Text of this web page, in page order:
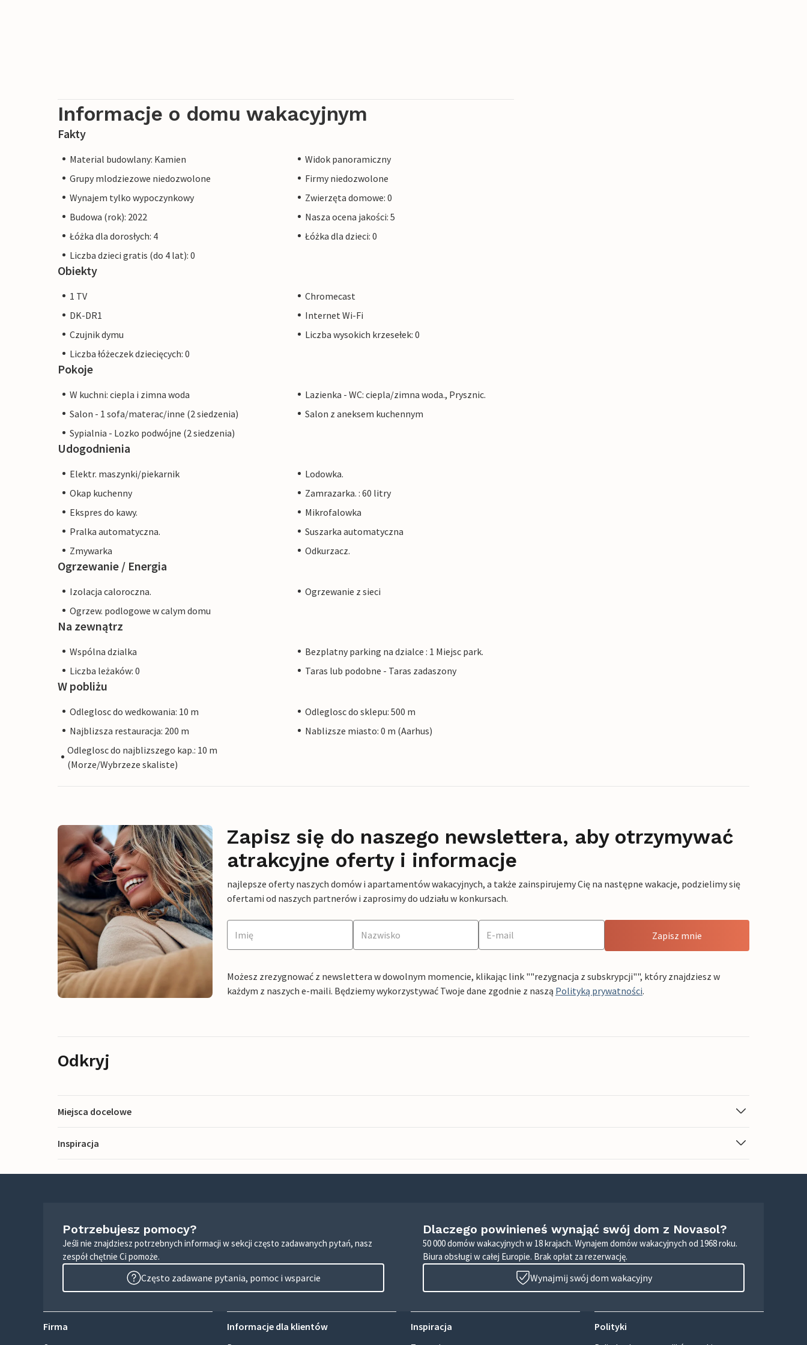
Informacje o domu wakacyjnym
Fakty
Material budowlany: Kamien
Widok panoramiczny
Grupy mlodziezowe niedozwolone
Firmy niedozwolone
Wynajem tylko wypoczynkowy
Zwierzęta domowe: 0
Budowa (rok): 2022
Nasza ocena jakości: 5
Łóżka dla dorosłych: 4
Łóżka dla dzieci: 0
Liczba dzieci gratis (do 4 lat): 0
Obiekty
1 TV
Chromecast
DK-DR1
Internet Wi-Fi
Czujnik dymu
Liczba wysokich krzesełek: 0
Liczba łóżeczek dziecięcych: 0
Pokoje
W kuchni: ciepla i zimna woda
Lazienka - WC: ciepla/zimna woda., Prysznic.
Salon - 1 sofa/materac/inne (2 siedzenia)
Salon z aneksem kuchennym
Sypialnia - Lozko podwójne (2 siedzenia)
Udogodnienia
Elektr. maszynki/piekarnik
Lodowka.
Okap kuchenny
Zamrazarka. : 60 litry
Ekspres do kawy.
Mikrofalowka
Pralka automatyczna.
Suszarka automatyczna
Zmywarka
Odkurzacz.
Ogrzewanie / Energia
Izolacja caloroczna.
Ogrzewanie z sieci
Ogrzew. podlogowe w calym domu
Na zewnątrz
Wspólna dzialka
Bezplatny parking na dzialce : 1 Miejsc park.
Liczba leżaków: 0
Taras lub podobne - Taras zadaszony
W pobliżu
Odleglosc do wedkowania: 10 m
Odleglosc do sklepu: 500 m
Najblizsza restauracja: 200 m
Nablizsze miasto: 0 m (Aarhus)
Odleglosc do najblizszego kap.: 10 m
(Morze/Wybrzeze skaliste)
Zapisz się do naszego newslettera, aby otrzymywać
atrakcyjne oferty i informacje
najlepsze oferty naszych domów i apartamentów wakacyjnych, a także zainspirujemy Cię na następne wakacje, podzielimy się
ofertami od naszych partnerów i zaprosimy do udziału w konkursach.
Zapisz mnie
Możesz zrezygnować z newslettera w dowolnym momencie, klikając link ""rezygnacja z subskrypcji"", który znajdziesz w
każdym z naszych e-maili. Będziemy wykorzystywać Twoje dane zgodnie z naszą Polityką prywatności.
Odkryj
Miejsca docelowe
Inspiracja
Potrzebujesz pomocy?
Jeśli nie znajdziesz potrzebnych informacji w sekcji często zadawanych pytań, nasz
zespół chętnie Ci pomoże.
Często zadawane pytania, pomoc i wsparcie
Dlaczego powinieneś wynająć swój dom z Novasol?
50 000 domów wakacyjnych w 18 krajach. Wynajem domów wakacyjnych od 1968 roku.
Biura obsługi w całej Europie. Brak opłat za rezerwację.
Wynajmij swój dom wakacyjny
Firma Informacje dla klientów Inspiracja Polityki